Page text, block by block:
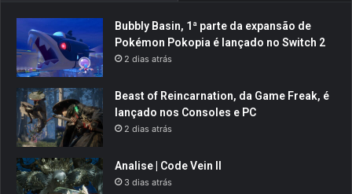
Bubbly Basin, 1ª parte da expansão de
Pokémon Pokopia é lançado no Switch 2
2 dias atrás
Beast of Reincarnation, da Game Freak, é
lançado nos Consoles e PC
2 dias atrás
Analise | Code Vein II
3 dias atrás